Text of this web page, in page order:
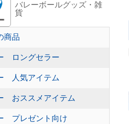
バレーボールグッズ・雑
貨
商品
ロングセラー
人気アイテム
おススメアイテム
プレゼント向け